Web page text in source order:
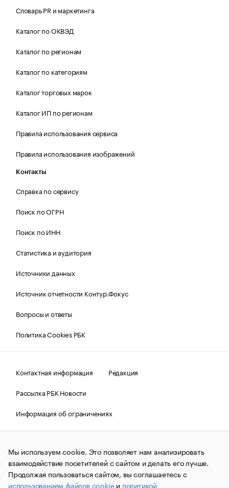
Словарь PR и маркетинга
Каталог по ОКВЭД
Каталог по регионам
Каталог по категориям
Каталог торговых марок
Каталог ИП по регионам
Правила использования сервиса
Правила использования изображений
Контакты
Справка по сервису
Поиск по ОГРН
Поиск по ИНН
Статистика и аудитория
Источники данных
Источник отчетности Контур.Фокус
Вопросы и ответы
Политика Cookies РБК
Контактная информация
Редакция
Рассылка РБК Новости
Информация об ограничениях
Правовая информация
О соблюдении авторских прав
© АО «РОСБИЗНЕСКОНСАЛТИНГ»,1995–2026.Сообщения
и материалы информационного агентства «РБК»
(зарегистрировано Федеральной службой по надзору в сфере
связи, информационных технологий и массовых
коммуникаций (Роскомнадзор) 09.12.2015 за номером ИА
Мы используем cookie. Это позволяет нам анализировать
взаимодействие посетителей с сайтом и делать его лучше.
Продолжая пользоваться сайтом, вы соглашаетесь с
использованием файлов cookieи политикой